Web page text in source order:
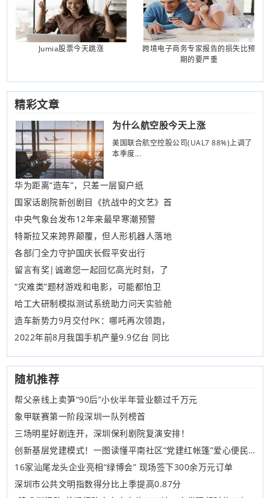
Jumia股票今天跳涨
跨境电子商务专家报告的损失比预
期的要严重
精彩文章
为什么航空股今天上涨
美国联合航空控股公司(UAL7 88%)上调了
本季度...
华为距离“造车”，只差一层窗户纸
国家话剧院新创剧目《抗战中的文艺》首
中央气象台发布12年来最早寒潮预警
特斯拉又来跨界颠覆，但人形机器人落地
各部门全力守护国庆长假平安出行
留言有奖|诚邀您一起回忆高光时刻，了
“灾难类”题材游戏和电影，可能都怕卫
哈工大研制模拟测试系统助力问天实验舱
造车新势力9月交付PK：哪吒再次领跑，
2022年前8月我国手机产量9.9亿台 同比
随机推荐
帮父亲线上卖笋“90后”小伙半年营业额过千万元
象甲联赛第一阶段深圳一队列榜首
三场明星好剧连开，深圳保利剧院复演安排！
创新基层党建模式！一图读懂平南社区“党建红帐篷”爱心便民服务集市
16家汕尾龙头企业亮相“绿博会” 现场签下300余万元订单
深圳市公共文明指数得分比上季提高0.87分